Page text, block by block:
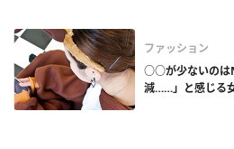
ファッション
○○が少ないのは
減……」と感じる